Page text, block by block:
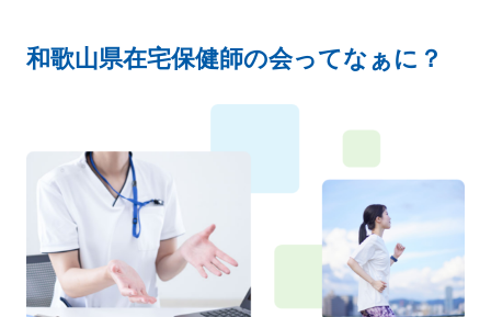
和歌山県在宅保健師の会ってなぁに？